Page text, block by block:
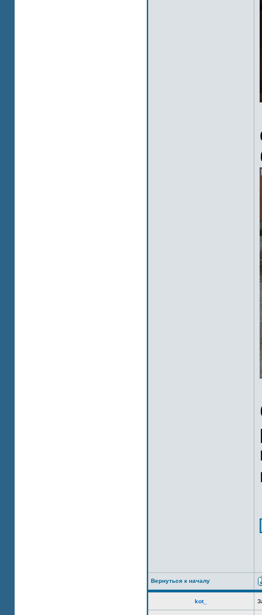
Вернуться к началу
kot_